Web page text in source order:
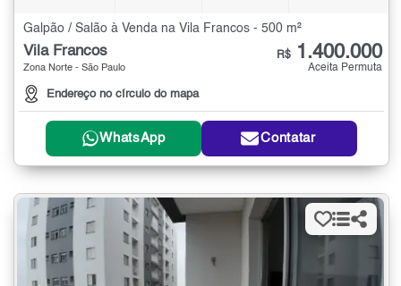
Galpão / Salão à Venda na Vila Francos - 500 m²
Vila Francos
Zona Norte - São Paulo
Endereço no círculo do mapa
R$ 1.400.000
Aceita Permuta
WhatsApp Contatar